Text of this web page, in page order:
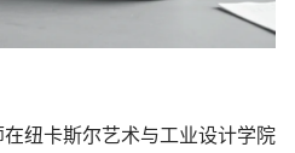
纽卡斯尔艺术与工业设计学院